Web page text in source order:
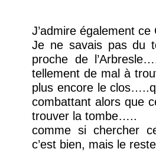
J’admire également ce
Je ne savais pas du
proche de
tellement de mal à
plus encore le
combattant alors que
trouver la tombe…..
comme si chercher
c’est bien, mais le